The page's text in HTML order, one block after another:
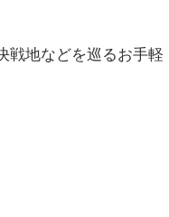
戦地などを巡るお手軽